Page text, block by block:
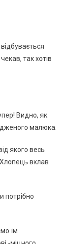
так хотів
Видно, як
малюка.
якого весь
вклав
потрібно
їм